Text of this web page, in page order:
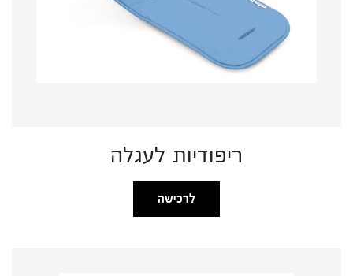
ריפודיות לעגלה
לרכישה